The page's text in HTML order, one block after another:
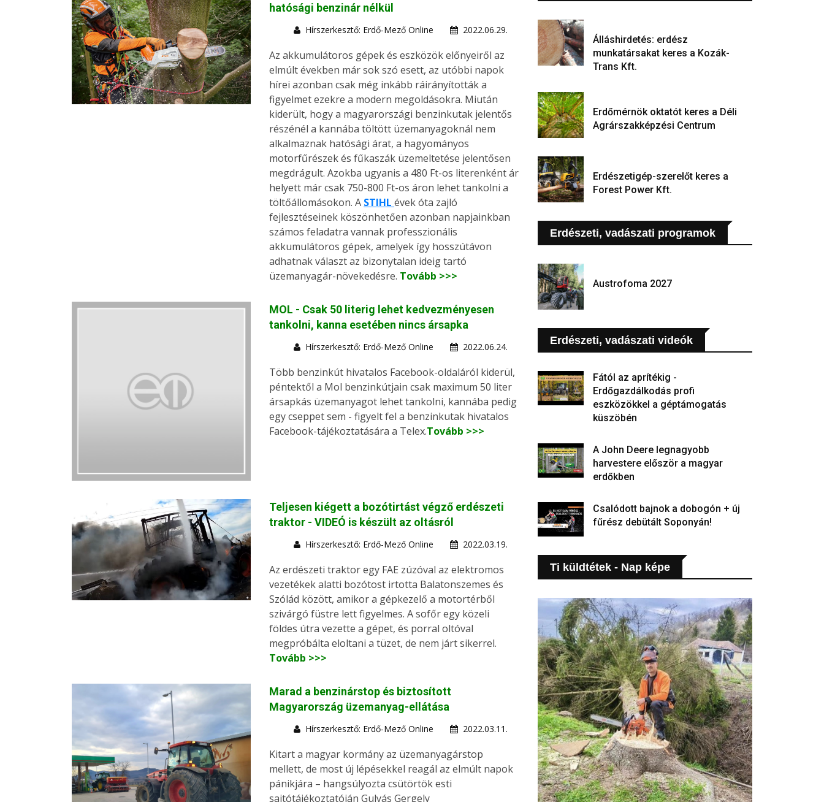
hatósági benzinár nélkül
Hírszerkesztő: Erdő-Mező Online 2022.06.29.
Az akkumulátoros gépek és eszközök előnyeiről az
elmúlt években már sok szó esett, az utóbbi napok
hírei azonban csak még inkább ráirányították a
figyelmet ezekre a modern megoldásokra. Miután
kiderült, hogy a magyarországi benzinkutak jelentős
részénél a kannába töltött üzemanyagoknál nem
alkalmaznak hatósági árat, a hagyományos
motorfűrészek és fűkaszák üzemeltetése jelentősen
megdrágult. Azokba ugyanis a 480 Ft-os literenként ár
helyett már csak 750-800 Ft-os áron lehet tankolni a
töltőállomásokon. A STIHL évek óta zajló
fejlesztéseinek köszönhetően azonban napjainkban
számos feladatra vannak professzionális
akkumulátoros gépek, amelyek így hosszútávon
adhatnak választ az bizonytalan ideig tartó
üzemanyagár-növekedésre. Tovább >>>
MOL - Csak 50 literig lehet kedvezményesen
tankolni, kanna esetében nincs ársapka
Hírszerkesztő: Erdő-Mező Online 2022.06.24.
Több benzinkút hivatalos Facebook-oldaláról kiderül,
péntektől a Mol benzinkútjain csak maximum 50 liter
ársapkás üzemanyagot lehet tankolni, kannába pedig
egy cseppet sem - figyelt fel a benzinkutak hivatalos
Facebook-tájékoztatására a Telex.Tovább >>>
Teljesen kiégett a bozótirtást végző erdészeti
traktor - VIDEÓ is készült az oltásról
Hírszerkesztő: Erdő-Mező Online 2022.03.19.
Az erdészeti traktor egy FAE zúzóval az elektromos
vezetékek alatti bozótost irtotta Balatonszemes és
Szólád között, amikor a gépkezelő a motortérből
szivárgó füstre lett figyelmes. A sofőr egy közeli
földes útra vezette a gépet, és porral oltóval
megpróbálta eloltani a tüzet, de nem járt sikerrel.
Tovább >>>
Marad a benzinárstop és biztosított
Magyarország üzemanyag-ellátása
Hírszerkesztő: Erdő-Mező Online 2022.03.11.
Kitart a magyar kormány az üzemanyagárstop
mellett, de most új lépésekkel reagál az elmúlt napok
pánikjára – hangsúlyozta csütörtök esti
sajtótájékoztatóján Gulyás Gergely
Álláshirdetés: erdész
munkatársakat keres a Kozák-
Trans Kft.
Erdőmérnök oktatót keres a Déli
Agrárszakképzési Centrum
Erdészetigép-szerelőt keres a
Forest Power Kft.
Erdészeti, vadászati programok
Austrofoma 2027
Erdészeti, vadászati videók
Fától az aprítékig -
Erdőgazdálkodás profi
eszközökkel a géptámogatás
küszöbén
A John Deere legnagyobb
harvestere először a magyar
erdőkben
Csalódott bajnok a dobogón + új
fűrész debütált Soponyán!
Ti küldtétek - Nap képe